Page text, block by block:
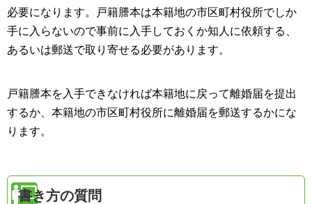
必要になります。戸籍謄本は本籍地の市区町村役所でしか
手に入らないので事前に入手しておくか知人に依頼する、
あるいは郵送で取り寄せる必要があります。
戸籍謄本を入手できなければ本籍地に戻って離婚届を提出
するか、本籍地の市区町村役所に離婚届を郵送するかにな
ります。
書き方の質問